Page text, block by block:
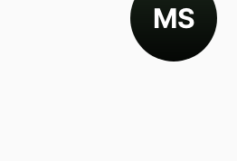
MS